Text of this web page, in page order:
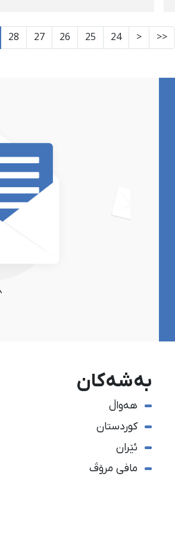
پاکڕەزان، ئیلیا ئیمانی و
حوسێن حاجیان
<<
<
24
25
26
27
28
بەشەکان
هەواڵ
کوردستان
ئێران
مافی مرۆڤ